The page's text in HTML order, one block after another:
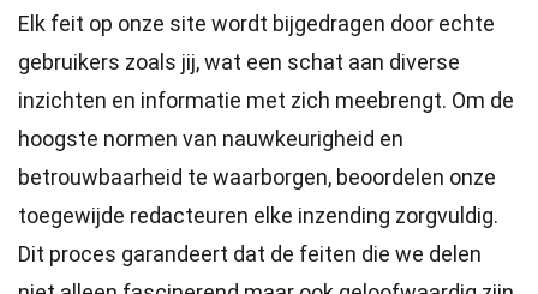
Elk feit op onze site wordt bijgedragen door echte
gebruikers zoals jij, wat een schat aan diverse
inzichten en informatie met zich meebrengt. Om de
hoogste normen van nauwkeurigheid en
betrouwbaarheid te waarborgen, beoordelen onze
toegewijde redacteuren elke inzending zorgvuldig.
Dit proces garandeert dat de feiten die we delen